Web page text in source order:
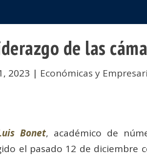
de las
2023 | Económicas y
Bonet, académico de
el pasado 12 de diciembre